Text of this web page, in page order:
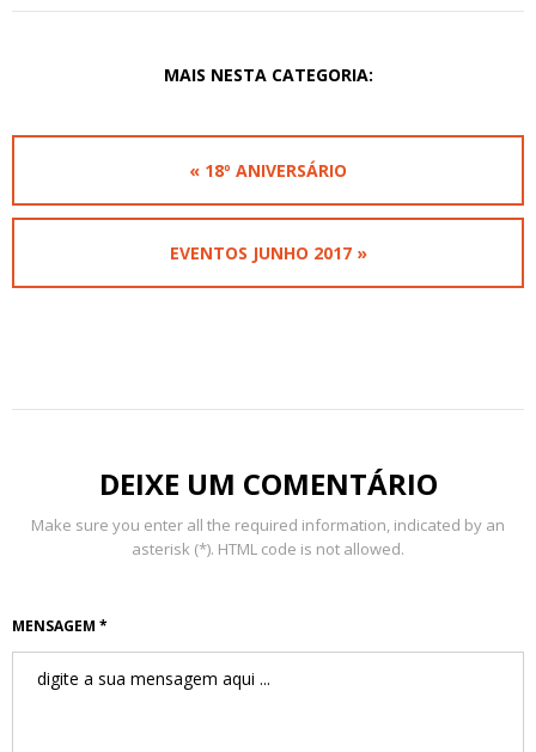
MAIS NESTA CATEGORIA:
« 18º ANIVERSÁRIO
EVENTOS JUNHO 2017 »
DEIXE UM COMENTÁRIO
Make sure you enter all the required information, indicated by an
asterisk (*). HTML code is not allowed.
MENSAGEM *